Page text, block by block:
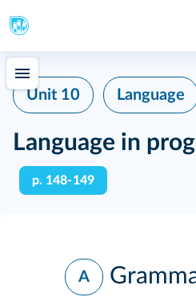
Unit 10 Language
Language in
p. 148‑149
A